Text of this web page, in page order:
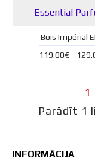
Essential
Bois Impérial
119.00€ -
1
Parādīt 1
INFORMĀCIJA